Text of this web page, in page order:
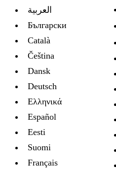
العربية
Български
Català
Čeština
Dansk
Deutsch
Ελληνικά
Español
Eesti
Suomi
Français